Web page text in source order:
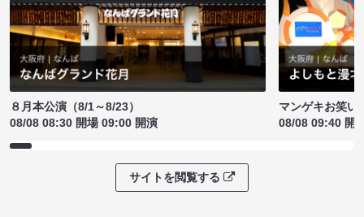
８月本公演（8/1～8/23）
08/08 08:30 開場 09:00 開演
マンゲキお笑い
08/08 09:40 開
サイトを閲覧する